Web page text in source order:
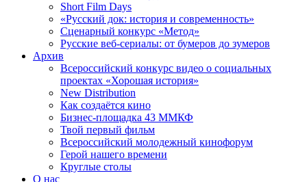
Short Film Days
«Русский док: история и современность»
Сценарный конкурс «Метод»
Русские веб-сериалы: от бумеров до зумеров
Архив
Всероссийский конкурс видео о социальных
проектах «Хорошая история»
New Distribution
Как создаётся кино
Бизнес-площадка 43 ММКФ
Твой первый фильм
Всероссийский молодежный кинофорум
Герой нашего времени
Круглые столы
О нас